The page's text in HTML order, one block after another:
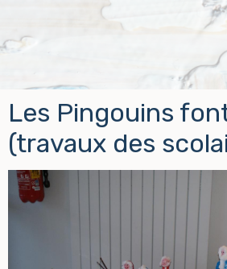
Les Pingouins
(travaux des